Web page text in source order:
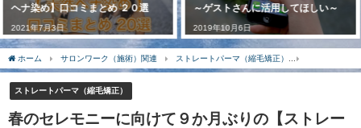
～ゲストさんに活用してほしい～
2019年10月6日
編☆彡
2020年5月21日
ホーム サロンワーク（施術）関連 ストレートパーマ（縮毛矯正）
ストレートパーマ（縮毛矯正）
春のセレモニーに向けて９か月ぶりの【ストレー